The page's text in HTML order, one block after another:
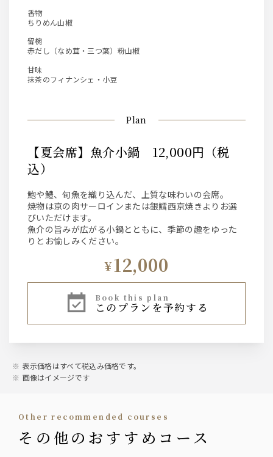
香物
ちりめん山椒
留椀
赤だし（なめ茸・三つ葉）粉山椒
甘味
抹茶のフィナンシェ・小豆
Plan
【夏会席】魚介小鍋 12,000円（税
込）
鮑や鱧、旬魚を織り込んだ、上質な味わいの会席。
焼物は京の肉サーロインまたは銀鱈西京焼きよりお選
びいただけます。
魚介の旨みが広がる小鍋とともに、季節の趣をゆった
りとお愉しみください。
¥12,000
book this plan
このプランを予約する
表示価格はすべて税込み価格です。
画像はイメージです
other recommended courses
その他のおすすめコース